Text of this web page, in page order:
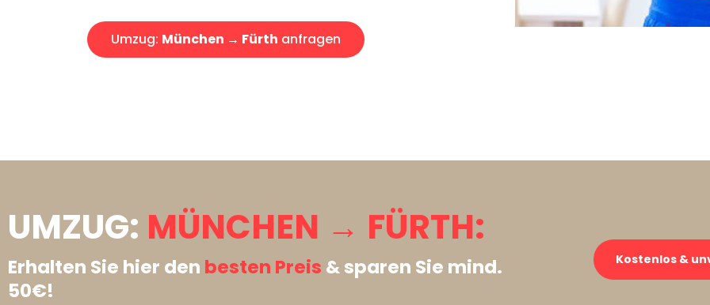
Umzug: München → Fürth anfragen
UMZUG: MÜNCHEN → FÜRTH:
Erhalten Sie hier den besten Preis & sparen Sie mind.
50€!
Kostenlos &